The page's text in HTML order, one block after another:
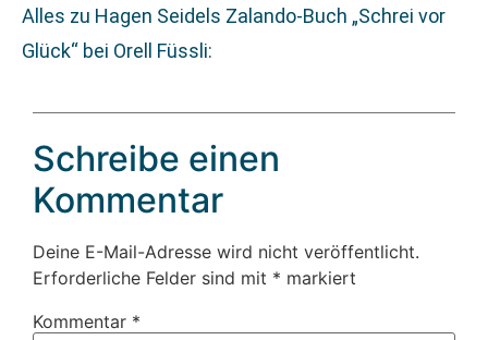
Alles zu Hagen Seidels Zalando-Buch „Schrei vor
Glück“ bei Orell Füssli:
Schreibe einen
Kommentar
Deine E-Mail-Adresse wird nicht veröffentlicht.
Erforderliche Felder sind mit * markiert
Kommentar *